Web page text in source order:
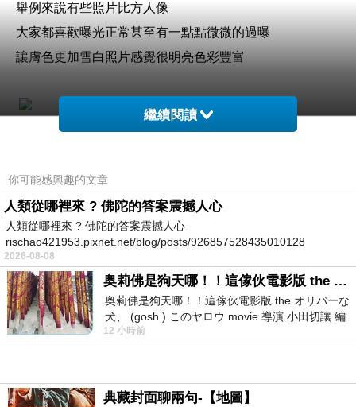
舉例來說有些照片比方人像
大家都喜歡曝光正常甚至有一點點微微的過曝
讓膚色更加雪白照片感覺很明亮色彩豐富
有些攝影卻是故意讓曝光不足
這類攝影會讓觀看者有想像空間並存在一種美感和神祕感
因此曝光沒有正確不正確或是標準答案
一切看攝影者的心境與想表達的意境
接下來進入正題
簡單的方式解說一次
繼續閱讀
你可能感興趣的文章
人類從哪裡來 ? 佛陀的答案震撼人心
人類從哪裡來 ? 佛陀的答案震撼人心
rischao421953.pixnet.net/blog/posts/926857528435010128
2026-08-08
奥莉佛是狗天哪！！這傢伙電影版 the オリバーな犬、 (gosh ) このヤロウ movie
奥莉佛是狗天哪！！這傢伙電影版 the オリバーな
犬、 (gosh ) このヤロウ movie 導演 小田切讓 編
劇: 小田切讓 主演: 小田切讓
12 小時前
典藏封面聊兩句-【地圖】